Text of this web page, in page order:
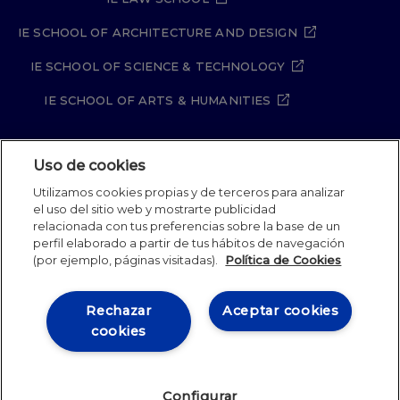
IE SCHOOL OF ARCHITECTURE AND DESIGN
IE SCHOOL OF SCIENCE & TECHNOLOGY
IE SCHOOL OF ARTS & HUMANITIES
Aviso legal
Política de Cookies
Política de seguridad
Student Academic Standards
Canal Compliance
Site Map
IE University 2026
Uso de cookies
Utilizamos cookies propias y de terceros para analizar
el uso del sitio web y mostrarte publicidad
relacionada con tus preferencias sobre la base de un
perfil elaborado a partir de tus hábitos de navegación
(por ejemplo, páginas visitadas).
Política de Cookies
Aceptar cookies
Rechazar
cookies
Configurar